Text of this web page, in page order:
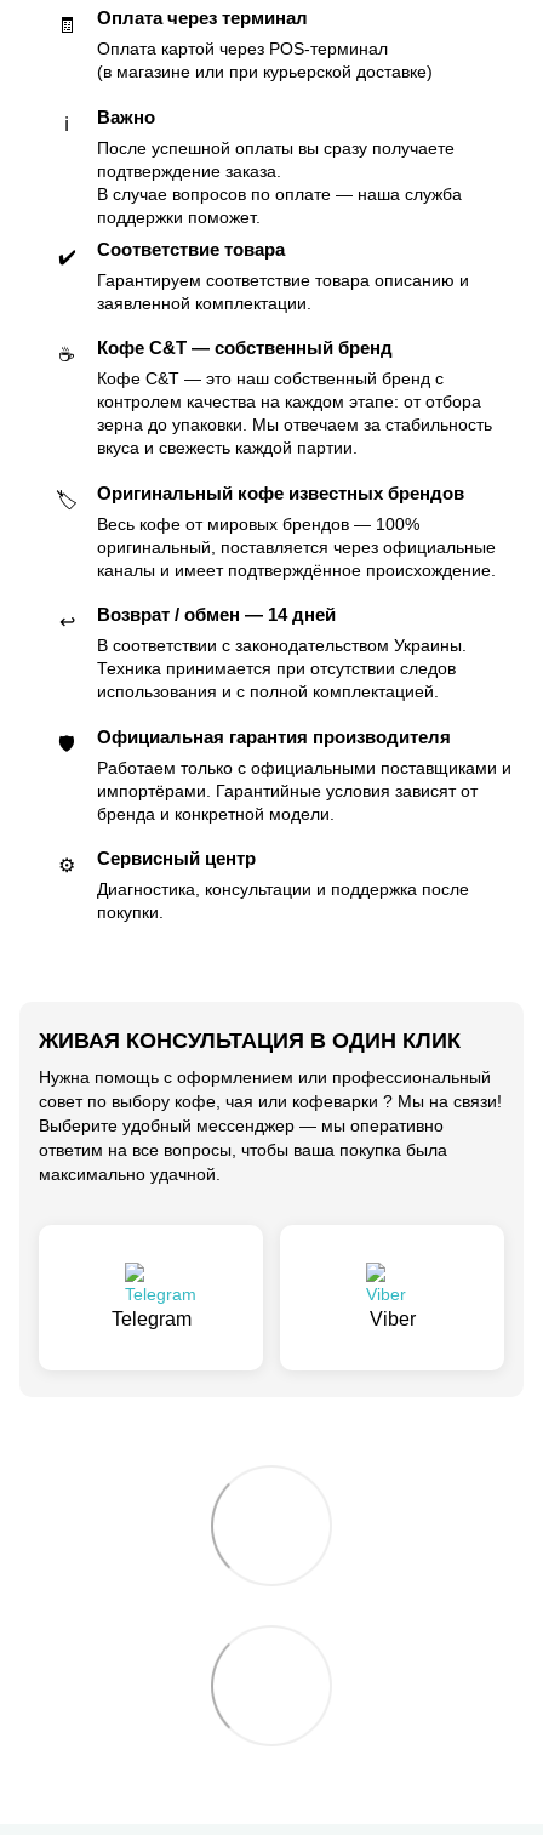
🧾 Оплата через терминал
Оплата картой через POS-терминал
(в магазине или при курьерской доставке)
ℹ️ Важно
После успешной оплаты вы сразу получаете
подтверждение заказа.
В случае вопросов по оплате — наша служба
поддержки поможет.
✔️ Соответствие товара
Гарантируем соответствие товара описанию и
заявленной комплектации.
☕️ Кофе C&T — собственный бренд
Кофе C&T — это наш собственный бренд с
контролем качества на каждом этапе: от отбора
зерна до упаковки. Мы отвечаем за стабильность
вкуса и свежесть каждой партии.
🏷 Оригинальный кофе известных брендов
Весь кофе от мировых брендов — 100%
оригинальный, поставляется через официальные
каналы и имеет подтверждённое происхождение.
↩️ Возврат / обмен — 14 дней
В соответствии с законодательством Украины.
Техника принимается при отсутствии следов
использования и с полной комплектацией.
🛡 Официальная гарантия производителя
Работаем только с официальными поставщиками и
импортёрами. Гарантийные условия зависят от
бренда и конкретной модели.
⚙️ Сервисный центр
Диагностика, консультации и поддержка после
покупки.
ЖИВАЯ КОНСУЛЬТАЦИЯ В ОДИН КЛИК
Нужна помощь с оформлением или профессиональный
совет по выбору кофе, чая или кофеварки ? Мы на связи!
Выберите удобный мессенджер — мы оперативно
ответим на все вопросы, чтобы ваша покупка была
максимально удачной.
Telegram Viber